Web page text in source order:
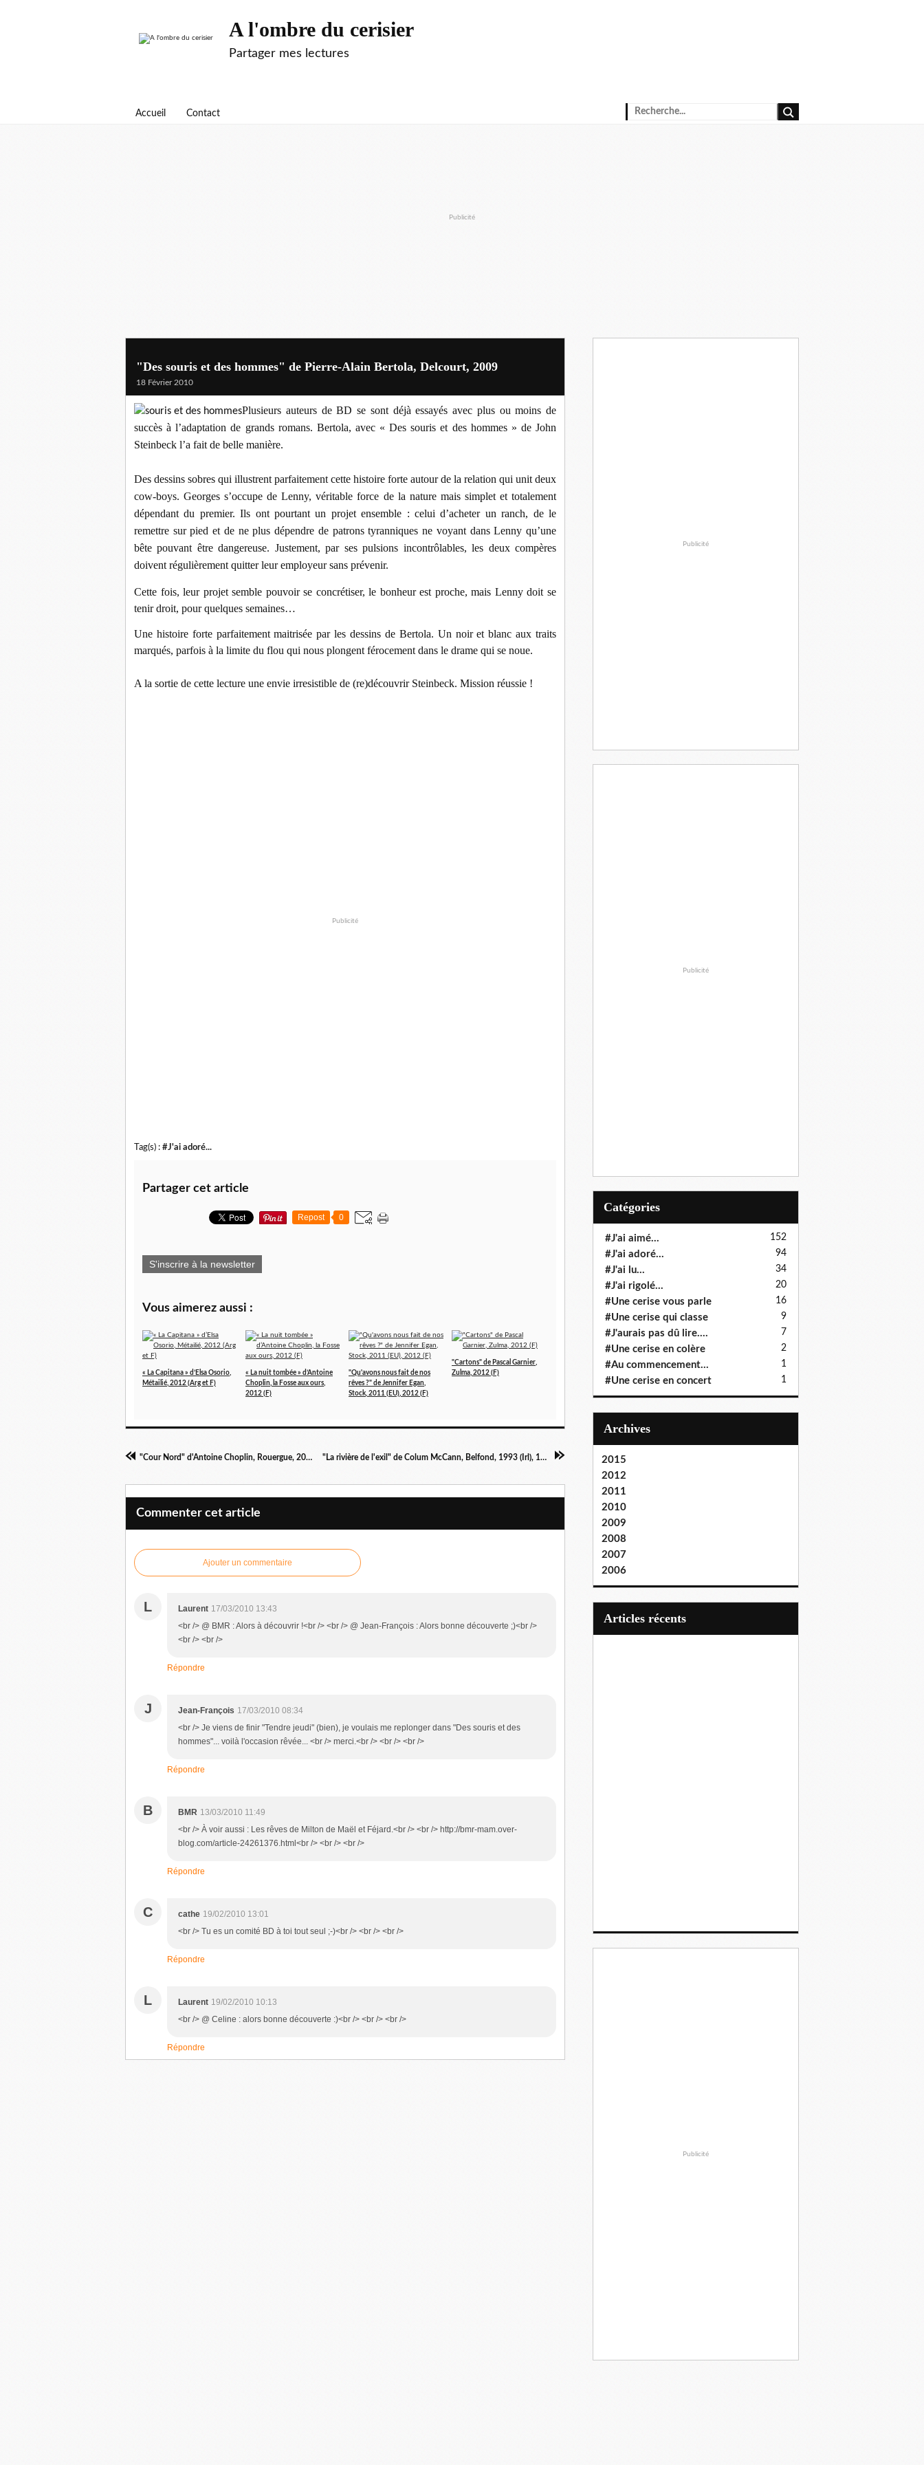
A l'ombre du cerisier
Partager mes lectures
Accueil Contact
Publicité
"Des souris et des hommes" de Pierre-Alain Bertola, Delcourt, 2009
18 Février 2010
Plusieurs auteurs de BD se sont déjà essayés avec plus ou moins de
succès à l’adaptation de grands romans. Bertola, avec « Des souris et des hommes » de John
Steinbeck l’a fait de belle manière.
Des dessins sobres qui illustrent parfaitement cette histoire forte autour de la relation qui unit deux
cow-boys. Georges s’occupe de Lenny, véritable force de la nature mais simplet et totalement
dépendant du premier. Ils ont pourtant un projet ensemble : celui d’acheter un ranch, de le
remettre sur pied et de ne plus dépendre de patrons tyranniques ne voyant dans Lenny qu’une
bête pouvant être dangereuse. Justement, par ses pulsions incontrôlables, les deux compères
doivent régulièrement quitter leur employeur sans prévenir.
Cette fois, leur projet semble pouvoir se concrétiser, le bonheur est proche, mais Lenny doit se
tenir droit, pour quelques semaines…
Une histoire forte parfaitement maitrisée par les dessins de Bertola. Un noir et blanc aux traits
marqués, parfois à la limite du flou qui nous plongent férocement dans le drame qui se noue.
A la sortie de cette lecture une envie irresistible de (re)découvrir Steinbeck. Mission réussie !
Publicité
Tag(s) : #J'ai adoré...
Partager cet article
Repost 0
S'inscrire à la newsletter
Vous aimerez aussi :
« La Capitana » d’Elsa Osorio,
Métailié, 2012 (Arg et F)
« La nuit tombée » d’Antoine
Choplin, la Fosse aux ours,
2012 (F)
"Qu'avons nous fait de nos
rêves ?" de Jennifer Egan,
Stock, 2011 (EU), 2012 (F)
"Cartons" de Pascal Garnier,
Zulma, 2012 (F)
"Cour Nord" d'Antoine Choplin, Rouergue, 2010 (F) "La rivière de l'exil" de Colum McCann, Belfond, 1993 (Irl), 1999 (F)
Commenter cet article
Ajouter un commentaire
L Laurent 17/03/2010 13:43
<br /> @ BMR : Alors à découvrir !<br /> <br /> @ Jean-François : Alors bonne découverte ;)<br />
<br /> <br />
Répondre
J Jean-François 17/03/2010 08:34
<br /> Je viens de finir "Tendre jeudi" (bien), je voulais me replonger dans "Des souris et des
hommes"... voilà l'occasion rêvée... <br /> merci.<br /> <br /> <br />
Répondre
B BMR 13/03/2010 11:49
<br /> À voir aussi : Les rêves de Milton de Maël et Féjard.<br /> <br /> http://bmr-mam.over-
blog.com/article-24261376.html<br /> <br /> <br />
Répondre
C cathe 19/02/2010 13:01
<br /> Tu es un comité BD à toi tout seul ;-)<br /> <br /> <br />
Répondre
L Laurent 19/02/2010 10:13
<br /> @ Celine : alors bonne découverte :)<br /> <br /> <br />
Répondre
Publicité
Publicité
Catégories
#J'ai aimé... 152
#J'ai adoré... 94
#J'ai lu... 34
#J'ai rigolé... 20
#Une cerise vous parle 16
#Une cerise qui classe 9
#J'aurais pas dû lire.... 7
#Une cerise en colère 2
#Au commencement... 1
#Une cerise en concert 1
Archives
2015
2012
2011
2010
2009
2008
2007
2006
articles récents
Publicité